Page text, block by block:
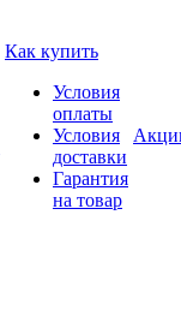
Как купить
Условия
оплаты
Условия
доставки
Гарантия
на товар